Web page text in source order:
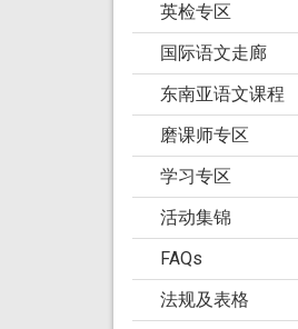
英检专区
国际语文走廊
东南亚语文课程
磨课师专区
学习专区
活动集锦
FAQs
法规及表格